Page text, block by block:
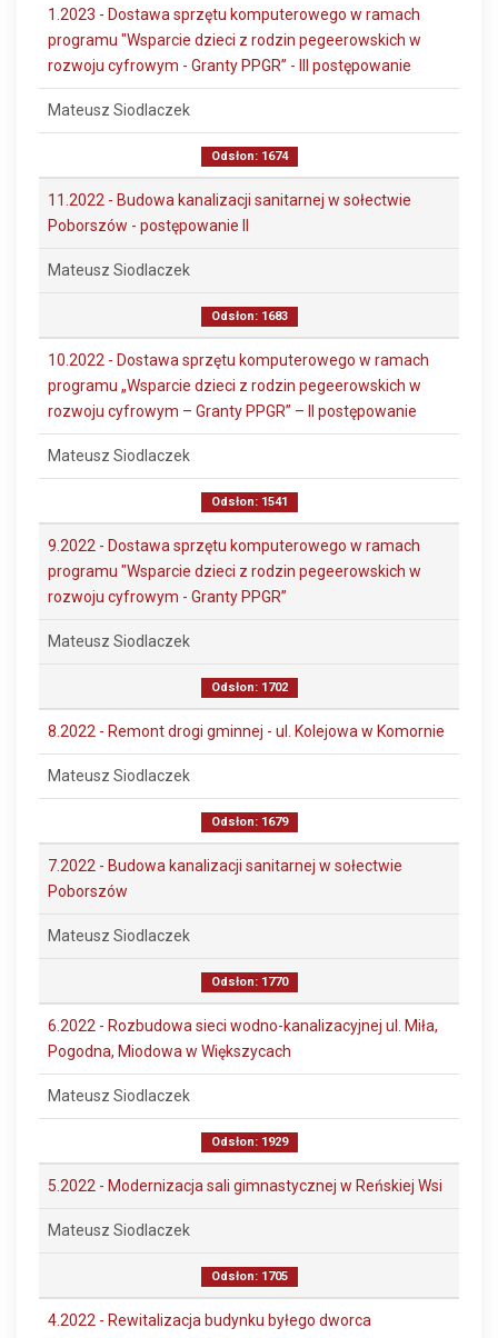
1.2023 - Dostawa sprzętu komputerowego w ramach
programu "Wsparcie dzieci z rodzin pegeerowskich w
rozwoju cyfrowym - Granty PPGR” - III postępowanie
Mateusz Siodlaczek
Odsłon: 1674
11.2022 - Budowa kanalizacji sanitarnej w sołectwie
Poborszów - postępowanie II
Mateusz Siodlaczek
Odsłon: 1683
10.2022 - Dostawa sprzętu komputerowego w ramach
programu „Wsparcie dzieci z rodzin pegeerowskich w
rozwoju cyfrowym – Granty PPGR” – II postępowanie
Mateusz Siodlaczek
Odsłon: 1541
9.2022 - Dostawa sprzętu komputerowego w ramach
programu "Wsparcie dzieci z rodzin pegeerowskich w
rozwoju cyfrowym - Granty PPGR”
Mateusz Siodlaczek
Odsłon: 1702
8.2022 - Remont drogi gminnej - ul. Kolejowa w Komornie
Mateusz Siodlaczek
Odsłon: 1679
7.2022 - Budowa kanalizacji sanitarnej w sołectwie
Poborszów
Mateusz Siodlaczek
Odsłon: 1770
6.2022 - Rozbudowa sieci wodno-kanalizacyjnej ul. Miła,
Pogodna, Miodowa w Większycach
Mateusz Siodlaczek
Odsłon: 1929
5.2022 - Modernizacja sali gimnastycznej w Reńskiej Wsi
Mateusz Siodlaczek
Odsłon: 1705
4.2022 - Rewitalizacja budynku byłego dworca